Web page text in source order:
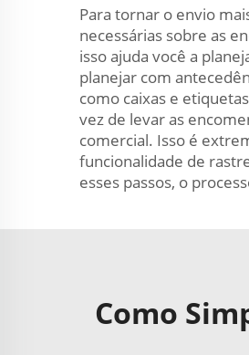
Para tornar o envio
necessárias sobre as
isso ajuda você a
planejar com
como caixas e
vez de levar as
comercial. Isso é
funcionalidade de
esses passos, o
Como